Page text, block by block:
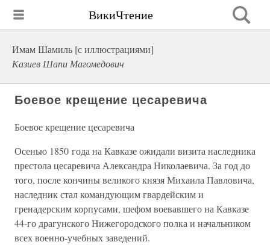
ВикиЧтение
Имам Шамиль [с иллюстрациями]
Казиев Шапи Магомедович
Боевое крещение цесаревича
Боевое крещение цесаревича
Осенью 1850 года на Кавказе ожидали визита наследника
престола цесаревича Александра Николаевича. За год до
того, после кончины великого князя Михаила Павловича,
наследник стал командующим гвардейским и
гренадерским корпусами, шефом воевавшего на Кавказе
44-го драгунского Нижегородского полка и начальником
всех военно-учебных заведений.